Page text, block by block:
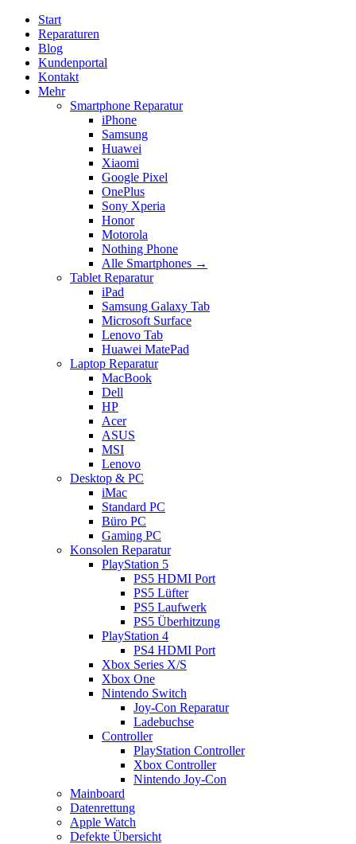
Start
Reparaturen
Blog
Kundenportal
Kontakt
Mehr
Smartphone Reparatur
iPhone
Samsung
Huawei
Xiaomi
Google Pixel
OnePlus
Sony Xperia
Honor
Motorola
Nothing Phone
Alle Smartphones →
Tablet Reparatur
iPad
Samsung Galaxy Tab
Microsoft Surface
Lenovo Tab
Huawei MatePad
Laptop Reparatur
MacBook
Dell
HP
Acer
ASUS
MSI
Lenovo
Desktop & PC
iMac
Standard PC
Büro PC
Gaming PC
Konsolen Reparatur
PlayStation 5
PS5 HDMI Port
PS5 Lüfter
PS5 Laufwerk
PS5 Überhitzung
PlayStation 4
PS4 HDMI Port
Xbox Series X/S
Xbox One
Nintendo Switch
Joy-Con Reparatur
Ladebuchse
Controller
PlayStation Controller
Xbox Controller
Nintendo Joy-Con
Mainboard
Datenrettung
Apple Watch
Defekte Übersicht